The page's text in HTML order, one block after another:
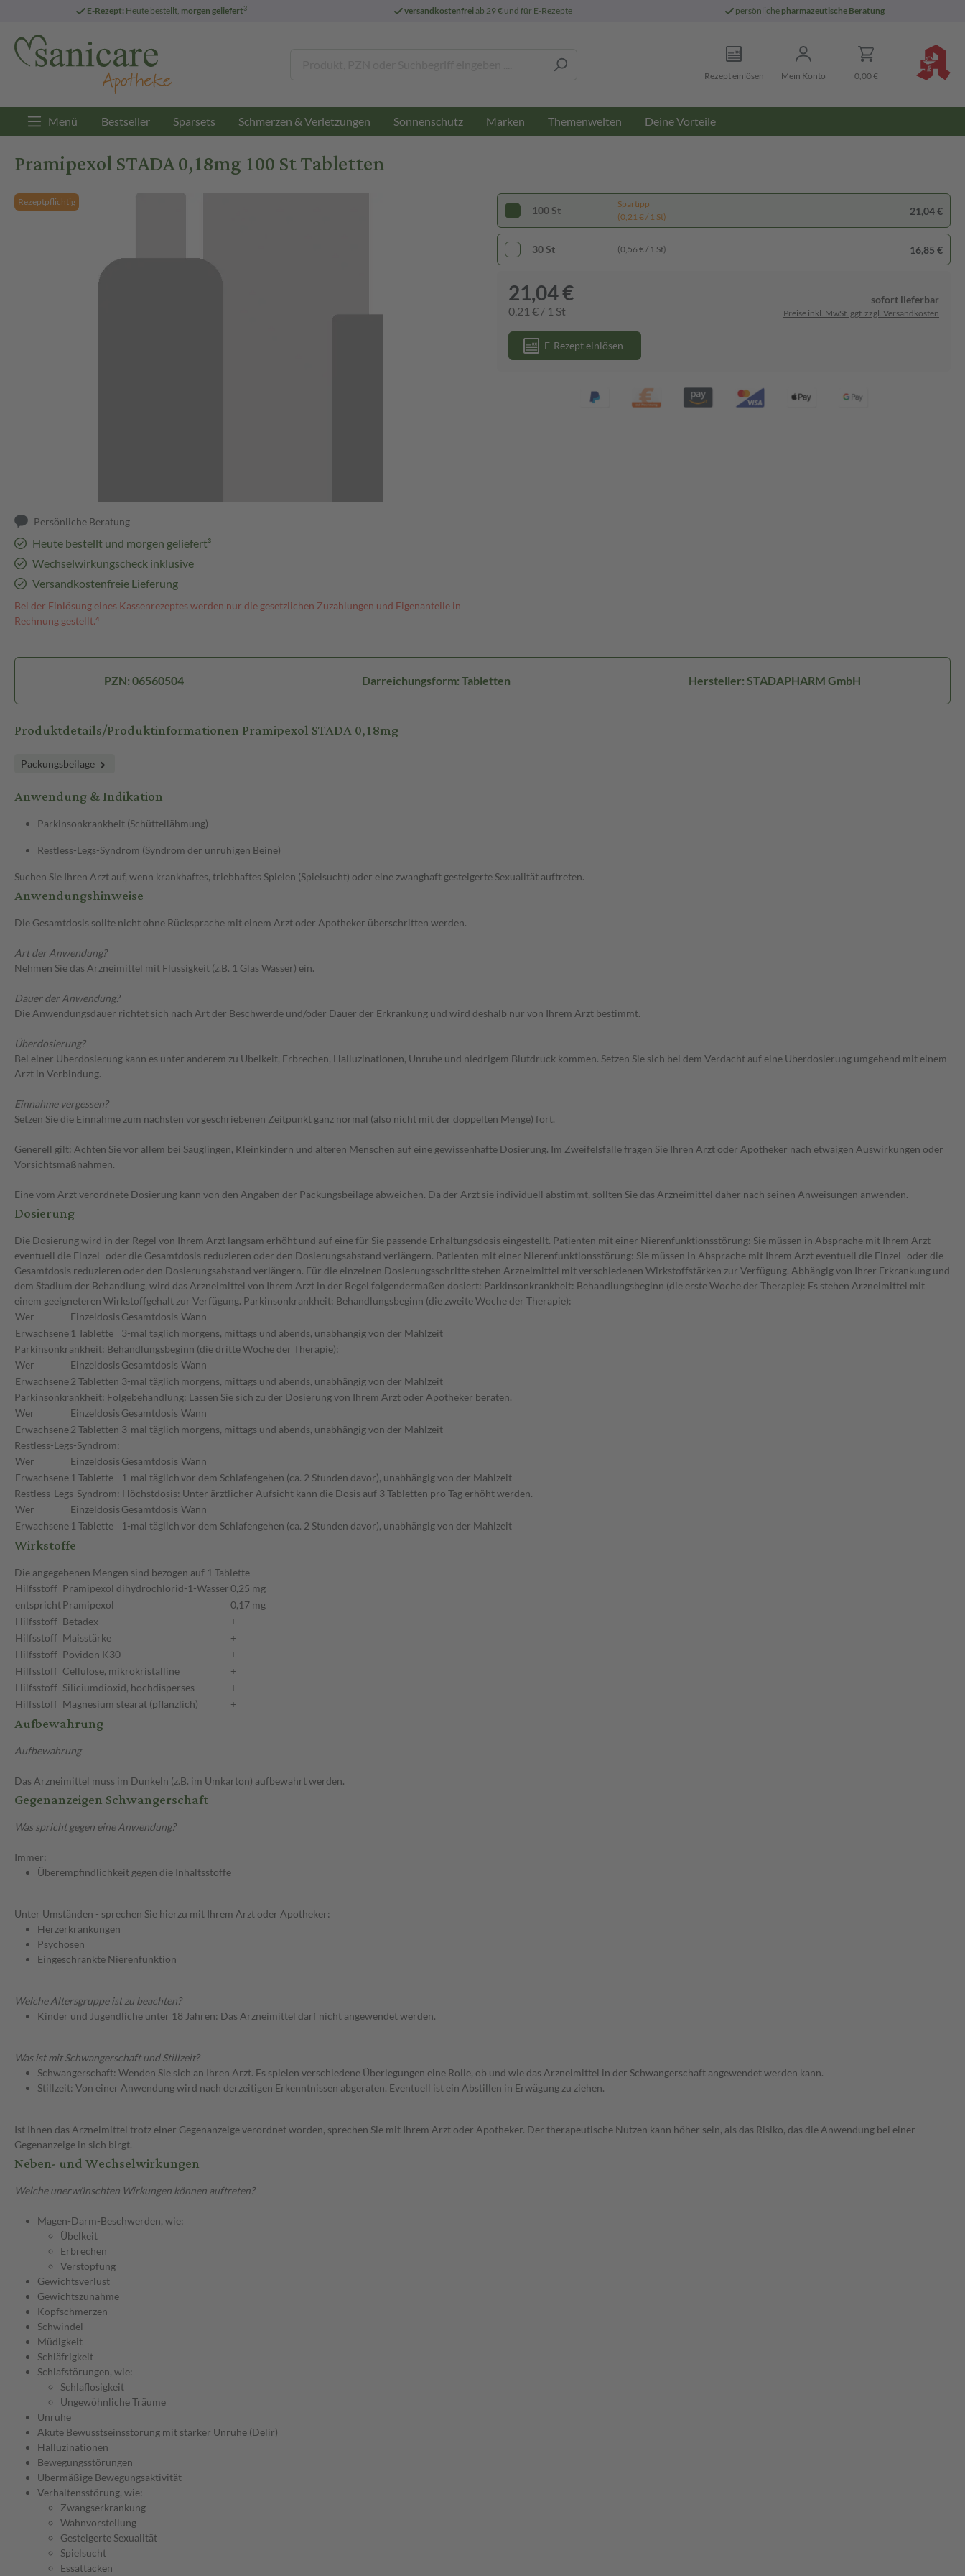
E-Rezept: Heute bestellt, morgen geliefert3 versandkostenfreiab 29 € und für E-Rezepte persönliche pharmazeutische Beratung
Rezept einlösen Mein Konto 0,00 €
Menü Bestseller Sparsets Schmerzen & Verletzungen Sonnenschutz Marken Themenwelten Deine Vorteile
Pramipexol STADA 0,18mg 100 St Tabletten
Rezeptpflichtig
Persönliche Beratung
Heute bestellt und morgen geliefert³
Wechselwirkungscheck inklusive
Versandkostenfreie Lieferung
Bei der Einlösung eines Kassenrezeptes werden nur die gesetzlichen Zuzahlungen und Eigenanteile in
Rechnung gestellt.⁴
100 St
Spartipp
(0,21 € / 1 St)
21,04 €
30 St (0,56 € / 1 St) 16,85 €
21,04 €
0,21 € / 1 St
sofort lieferbar
Preise inkl. MwSt. ggf. zzgl. Versandkosten
E-Rezept einlösen
PZN: 06560504 Darreichungsform: Tabletten Hersteller: STADAPHARM GmbH
Produktdetails/Produktinformationen Pramipexol STADA 0,18mg
Packungsbeilage
Anwendung & Indikation
Parkinsonkrankheit (Schüttellähmung)
Restless-Legs-Syndrom (Syndrom der unruhigen Beine)
Suchen Sie Ihren Arzt auf, wenn krankhaftes, triebhaftes Spielen (Spielsucht) oder eine zwanghaft gesteigerte Sexualität auftreten.
Anwendungshinweise
Die Gesamtdosis sollte nicht ohne Rücksprache mit einem Arzt oder Apotheker überschritten werden.
Art der Anwendung?
Nehmen Sie das Arzneimittel mit Flüssigkeit (z.B. 1 Glas Wasser) ein.
Dauer der Anwendung?
Die Anwendungsdauer richtet sich nach Art der Beschwerde und/oder Dauer der Erkrankung und wird deshalb nur von Ihrem Arzt bestimmt.
Überdosierung?
Bei einer Überdosierung kann es unter anderem zu Übelkeit, Erbrechen, Halluzinationen, Unruhe und niedrigem Blutdruck kommen. Setzen Sie sich bei dem Verdacht auf eine Überdosierung umgehend mit einem
Arzt in Verbindung.
Einnahme vergessen?
Setzen Sie die Einnahme zum nächsten vorgeschriebenen Zeitpunkt ganz normal (also nicht mit der doppelten Menge) fort.
Generell gilt: Achten Sie vor allem bei Säuglingen, Kleinkindern und älteren Menschen auf eine gewissenhafte Dosierung. Im Zweifelsfalle fragen Sie Ihren Arzt oder Apotheker nach etwaigen Auswirkungen oder
Vorsichtsmaßnahmen.
Eine vom Arzt verordnete Dosierung kann von den Angaben der Packungsbeilage abweichen. Da der Arzt sie individuell abstimmt, sollten Sie das Arzneimittel daher nach seinen Anweisungen anwenden.
Dosierung
Die Dosierung wird in der Regel von Ihrem Arzt langsam erhöht und auf eine für Sie passende Erhaltungsdosis eingestellt. Patienten mit einer Nierenfunktionsstörung: Sie müssen in Absprache mit Ihrem Arzt
eventuell die Einzel- oder die Gesamtdosis reduzieren oder den Dosierungsabstand verlängern. Patienten mit einer Nierenfunktionsstörung: Sie müssen in Absprache mit Ihrem Arzt eventuell die Einzel- oder die
Gesamtdosis reduzieren oder den Dosierungsabstand verlängern. Für die einzelnen Dosierungsschritte stehen Arzneimittel mit verschiedenen Wirkstoffstärken zur Verfügung. Abhängig von Ihrer Erkrankung und
dem Stadium der Behandlung, wird das Arzneimittel von Ihrem Arzt in der Regel folgendermaßen dosiert: Parkinsonkrankheit: Behandlungsbeginn (die erste Woche der Therapie): Es stehen Arzneimittel mit
einem geeigneteren Wirkstoffgehalt zur Verfügung. Parkinsonkrankheit: Behandlungsbeginn (die zweite Woche der Therapie):
Wer
Einzeldosis Gesamtdosis Wann
Erwachsene 1 Tablette 3-mal täglich morgens, mittags und abends, unabhängig von der Mahlzeit
Parkinsonkrankheit: Behandlungsbeginn (die dritte Woche der Therapie):
Wer
Einzeldosis Gesamtdosis Wann
Erwachsene2 Tabletten 3-mal täglich morgens, mittags und abends, unabhängig von der Mahlzeit
Parkinsonkrankheit: Folgebehandlung: Lassen Sie sich zu der Dosierung von Ihrem Arzt oder Apotheker beraten.
Wer
Einzeldosis Gesamtdosis Wann
Erwachsene2 Tabletten 3-mal täglich morgens, mittags und abends, unabhängig von der Mahlzeit
Restless-Legs-Syndrom:
Wer
Einzeldosis Gesamtdosis Wann
Erwachsene 1 Tablette 1-mal täglichvor dem Schlafengehen (ca. 2 Stunden davor), unabhängig von der Mahlzeit
Restless-Legs-Syndrom: Höchstdosis: Unter ärztlicher Aufsicht kann die Dosis auf 3 Tabletten pro Tag erhöht werden.
Wer
Einzeldosis Gesamtdosis Wann
Erwachsene 1 Tablette 1-mal täglichvor dem Schlafengehen (ca. 2 Stunden davor), unabhängig von der Mahlzeit
Wirkstoffe
Die angegebenen Mengen sind bezogen auf 1 Tablette
Hilfsstoff Pramipexol dihydrochlorid-1-Wasser0,25 mg
entsprichtPramipexol
0,17 mg
Hilfsstoff Betadex
+
Hilfsstoff Maisstärke
+
Hilfsstoff Povidon K30
+
Hilfsstoff Cellulose, mikrokristalline
+
Hilfsstoff Siliciumdioxid, hochdisperses
+
Hilfsstoff Magnesium stearat (pflanzlich) +
Aufbewahrung
Aufbewahrung
Das Arzneimittel muss im Dunkeln (z.B. im Umkarton) aufbewahrt werden.
Gegenanzeigen Schwangerschaft
Was spricht gegen eine Anwendung?
Immer:
Überempfindlichkeit gegen die Inhaltsstoffe
Unter Umständen - sprechen Sie hierzu mit Ihrem Arzt oder Apotheker:
Herzerkrankungen
Psychosen
Eingeschränkte Nierenfunktion
Welche Altersgruppe ist zu beachten?
Kinder und Jugendliche unter 18 Jahren: Das Arzneimittel darf nicht angewendet werden.
Was ist mit Schwangerschaft und Stillzeit?
Schwangerschaft: Wenden Sie sich an Ihren Arzt. Es spielen verschiedene Überlegungen eine Rolle, ob und wie das Arzneimittel in der Schwangerschaft angewendet werden kann.
Stillzeit: Von einer Anwendung wird nach derzeitigen Erkenntnissen abgeraten. Eventuell ist ein Abstillen in Erwägung zu ziehen.
Ist Ihnen das Arzneimittel trotz einer Gegenanzeige verordnet worden, sprechen Sie mit Ihrem Arzt oder Apotheker. Der therapeutische Nutzen kann höher sein, als das Risiko, das die Anwendung bei einer
Gegenanzeige in sich birgt.
Neben- und Wechselwirkungen
Welche unerwünschten Wirkungen können auftreten?
Magen-Darm-Beschwerden, wie:
Übelkeit
Erbrechen
Verstopfung
Gewichtsverlust
Gewichtszunahme
Kopfschmerzen
Schwindel
Müdigkeit
Schläfrigkeit
Schlafstörungen, wie:
Schlaflosigkeit
Ungewöhnliche Träume
Unruhe
Akute Bewusstseinsstörung mit starker Unruhe (Delir)
Halluzinationen
Bewegungsstörungen
Übermäßige Bewegungsaktivität
Verhaltensstörung, wie:
Zwangserkrankung
Wahnvorstellung
Gesteigerte Sexualität
Spielsucht
Essattacken